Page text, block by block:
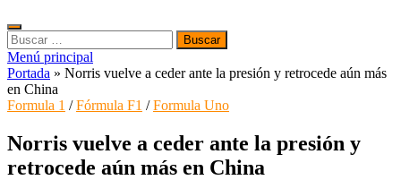
Buscar:
Menú principal
Portada » Norris vuelve a ceder ante la presión y retrocede aún más
en China
Formula 1 /Fórmula F1 /Formula Uno
Norris vuelve a ceder ante la presión y
retrocede aún más en China